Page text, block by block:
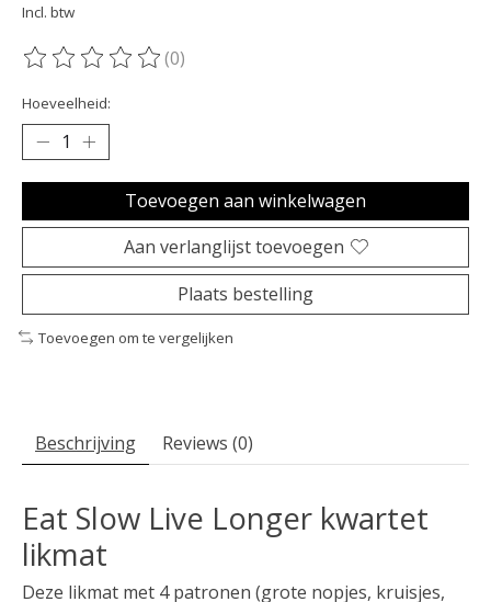
Incl. btw
De beoordeling van dit product is
(0)
Hoeveelheid:
Toevoegen aan winkelwagen
Aan verlanglijst toevoegen
Plaats bestelling
Toevoegen om te vergelijken
Beschrijving Reviews (0)
Eat Slow Live Longer kwartet
likmat
Deze likmat met 4 patronen (grote nopjes, kruisjes,